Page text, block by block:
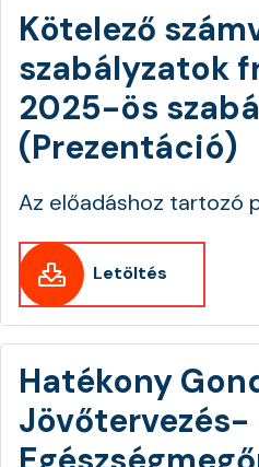
Kötelező
szabályzatok
2025-ös
(Prezentáció)
Az előadáshoz tartozó
Letöltés
Hatékony
Jövőtervezés-